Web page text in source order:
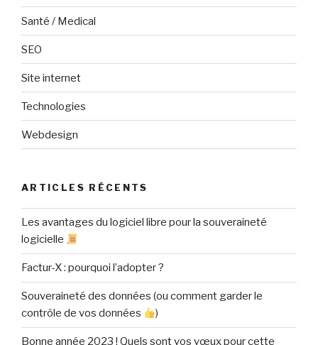
Santé / Medical
SEO
Site internet
Technologies
Webdesign
ARTICLES RÉCENTS
Les avantages du logiciel libre pour la souveraineté
logicielle
Factur-X : pourquoi l’adopter ?
Souveraineté des données (ou comment garder le
contrôle de vos données
)
Bonne année 2023 ! Quels sont vos vœux pour cette